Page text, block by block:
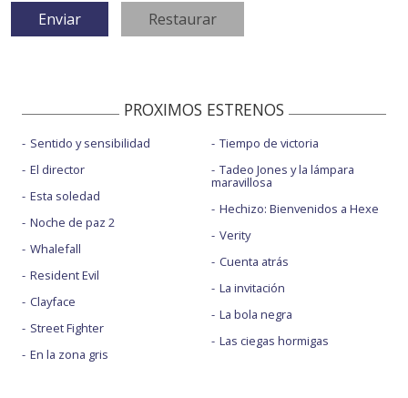
PROXIMOS ESTRENOS
Sentido y sensibilidad
El director
Esta soledad
Noche de paz 2
Whalefall
Resident Evil
Clayface
Street Fighter
En la zona gris
Tiempo de victoria
Tadeo Jones y la lámpara
maravillosa
Hechizo: Bienvenidos a Hexe
Verity
Cuenta atrás
La invitación
La bola negra
Las ciegas hormigas